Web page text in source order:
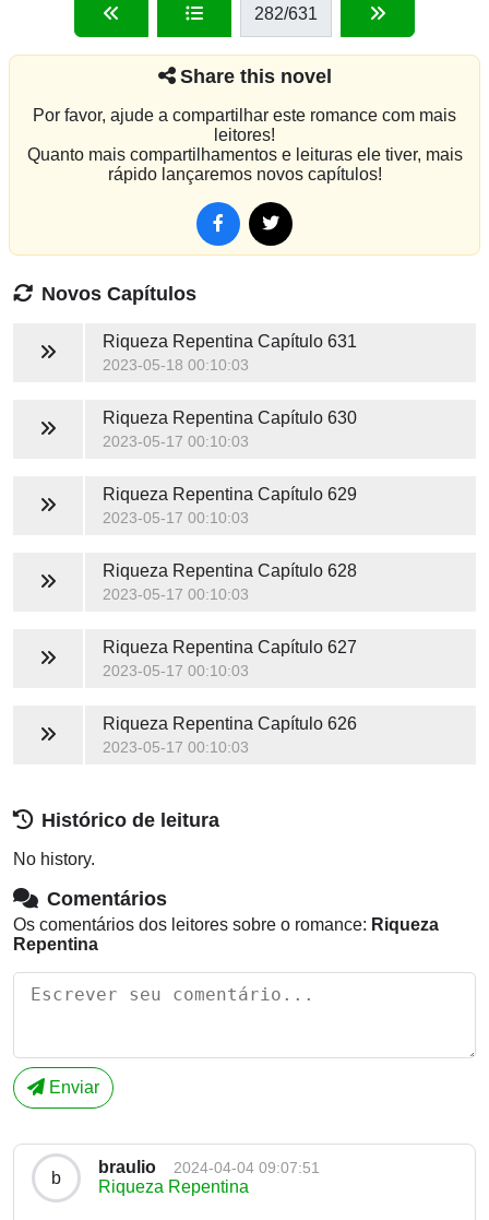
282/631
Share this novel
Por favor, ajude a compartilhar este romance com mais
leitores!
Quanto mais compartilhamentos e leituras ele tiver, mais
rápido lançaremos novos capítulos!
Novos Capítulos
Riqueza RepentinaCapítulo 631
2023-05-18 00:10:03
Riqueza RepentinaCapítulo 630
2023-05-17 00:10:03
Riqueza RepentinaCapítulo 629
2023-05-17 00:10:03
Riqueza RepentinaCapítulo 628
2023-05-17 00:10:03
Riqueza RepentinaCapítulo 627
2023-05-17 00:10:03
Riqueza RepentinaCapítulo 626
2023-05-17 00:10:03
Histórico de leitura
No history.
Comentários
Os comentários dos leitores sobre o romance: Riqueza
Repentina
Enviar
b
braulio 2024-04-04 09:07:51
Riqueza Repentina